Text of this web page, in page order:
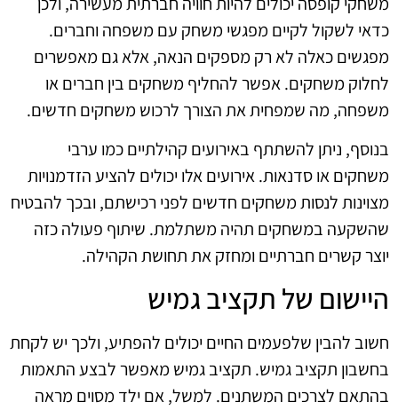
כדאי לשקול לקיים מפגשי משחק עם משפחה וחברים.
מפגשים כאלה לא רק מספקים הנאה, אלא גם מאפשרים
לחלוק משחקים. אפשר להחליף משחקים בין חברים או
משפחה, מה שמפחית את הצורך לרכוש משחקים חדשים.
בנוסף, ניתן להשתתף באירועים קהילתיים כמו ערבי
משחקים או סדנאות. אירועים אלו יכולים להציע הזדמנויות
מצוינות לנסות משחקים חדשים לפני רכישתם, ובכך להבטיח
שהשקעה במשחקים תהיה משתלמת. שיתוף פעולה כזה
יוצר קשרים חברתיים ומחזק את תחושת הקהילה.
היישום של תקציב גמיש
חשוב להבין שלפעמים החיים יכולים להפתיע, ולכך יש לקחת
בחשבון תקציב גמיש. תקציב גמיש מאפשר לבצע התאמות
בהתאם לצרכים המשתנים. למשל, אם ילד מסוים מראה